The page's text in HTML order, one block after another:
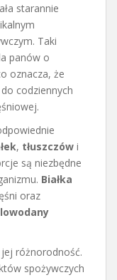
starannie
Taki
panów o
oznacza, że
codziennych
, tłuszczów i
są niezbędne
Białka
oraz
różnorodność.
spożywczych